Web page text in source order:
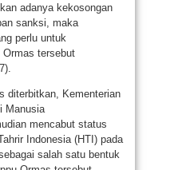
adanya kekosongan
sanksi, maka
perlu untuk
Ormas tersebut
diterbitkan, Kementerian
Manusia
mencabut status
Indonesia (HTI) pada
salah satu bentuk